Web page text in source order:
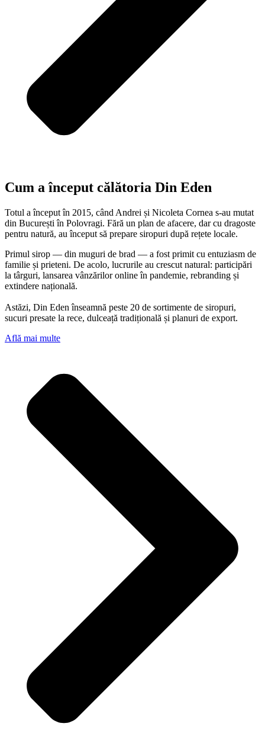
Cum a început călătoria Din Eden
Totul a început în 2015, când Andrei și Nicoleta Cornea s-au mutat
din București în Polovragi. Fără un plan de afacere, dar cu dragoste
pentru natură, au început să prepare siropuri după rețete locale.
Primul sirop — din muguri de brad — a fost primit cu entuziasm de
familie și prieteni. De acolo, lucrurile au crescut natural: participări
la târguri, lansarea vânzărilor online în pandemie, rebranding și
extindere națională.
Astăzi, Din Eden înseamnă peste 20 de sortimente de siropuri,
sucuri presate la rece, dulceață tradițională și planuri de export.
Află mai multe